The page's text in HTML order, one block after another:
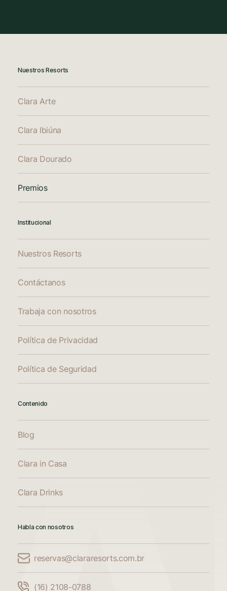
Nuestros Resorts
Clara Arte
Clara Ibiúna
Clara Dourado
Premios
Institucional
Nuestros Resorts
Contáctanos
Trabaja con nosotros
Política de Privacidad
Política de Seguridad
Contenido
Blog
Clara in Casa
Clara Drinks
Habla con nosotros
reservas@clararesorts.com.br
(16) 2108-0788
Compara hasta 3 alojamientos